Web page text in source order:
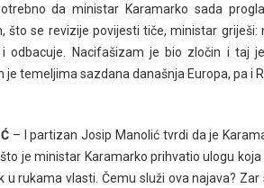
da ministar Karamarko sada
što se revizije povijesti tiče, ministar
i odbacuje. Nacifašizam je bio zločin i taj
je temeljima sazdana današnja Europa, pa i
– I partizan Josip Manolić tvrdi da je
je ministar Karamarko prihvatio ulogu
u rukama vlasti. Čemu služi ova najava?